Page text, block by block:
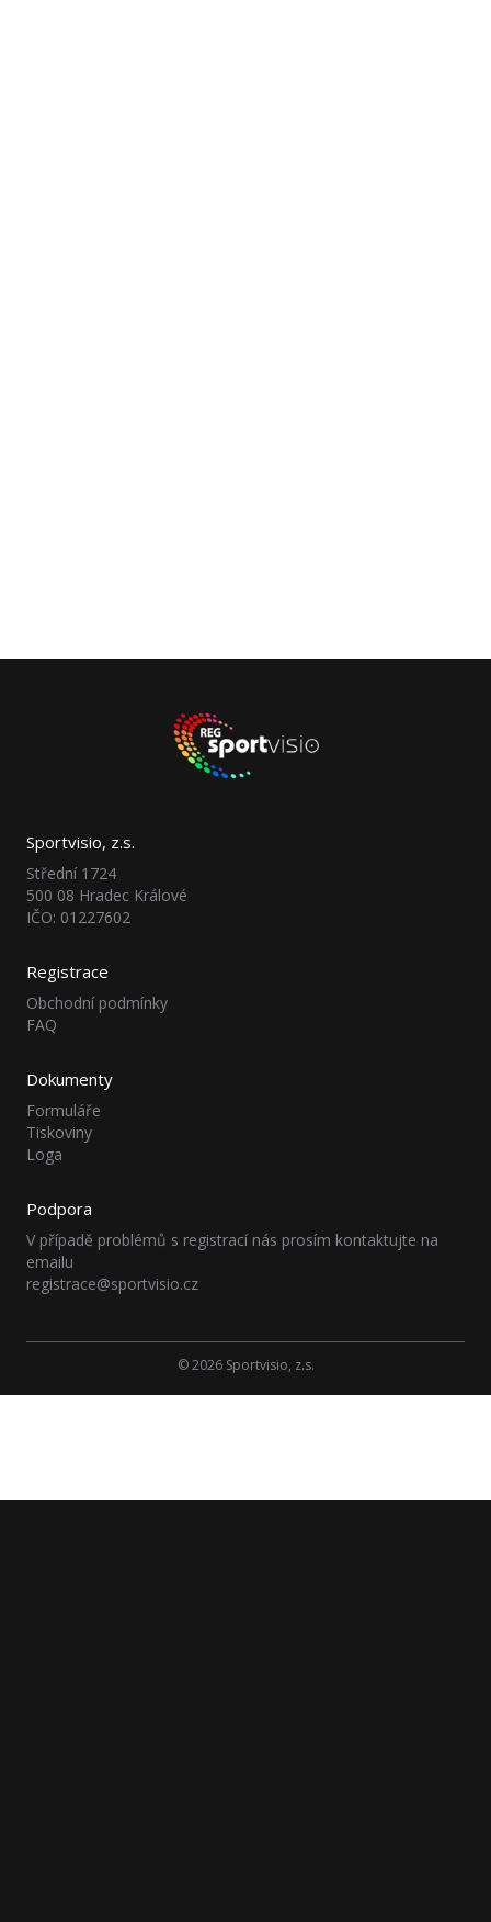
Sportvisio, z.s.
Střední 1724
500 08 Hradec Králové
IČO: 01227602
Registrace
Obchodní podmínky
FAQ
Dokumenty
Formuláře
Tiskoviny
Loga
Podpora
V případě problémů s registrací nás prosím kontaktujte na
emailu
registrace@sportvisio.cz
© 2026 Sportvisio, z.s.